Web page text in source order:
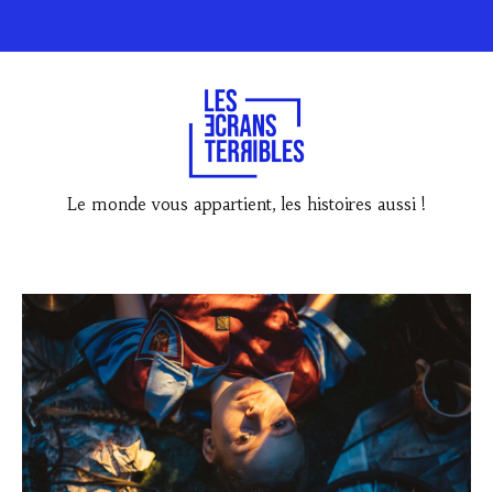
Le monde vous appartient, les histoires aussi !